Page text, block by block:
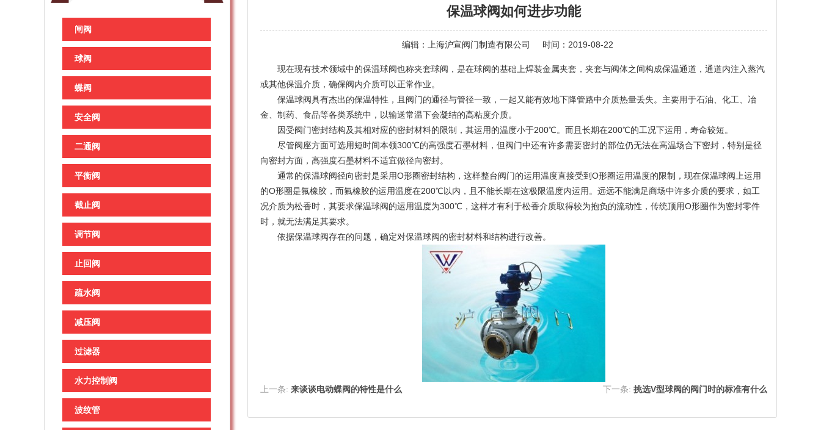
闸阀
球阀
蝶阀
安全阀
二通阀
平衡阀
截止阀
调节阀
止回阀
疏水阀
减压阀
过滤器
水力控制阀
波纹管
保温球阀如何进步功能
编辑： 上海沪宣阀门制造有限公司 时间：2019-08-22
现在现有技术领域中的保温球阀也称夹套球阀，是在球阀的基础上焊装金属夹套，夹套与阀体之间构成保温通道，通道内注入蒸汽
或其他保温介质，确保阀内介质可以正常作业。
保温球阀具有杰出的保温特性，且阀门的通径与管径一致，一起又能有效地下降管路中介质热量丢失。主要用于石油、化工、冶
金、制药、食品等各类系统中，以输送常温下会凝结的高粘度介质。
因受阀门密封结构及其相对应的密封材料的限制，其运用的温度小于200℃。而且长期在200℃的工况下运用，寿命较短。
尽管阀座方面可选用短时间本领300℃的高强度石墨材料，但阀门中还有许多需要密封的部位仍无法在高温场合下密封，特别是径
向密封方面，高强度石墨材料不适宜做径向密封。
通常的保温球阀径向密封是采用O形圈密封结构，这样整台阀门的运用温度直接受到O形圈运用温度的限制，现在保温球阀上运用
的O形圈是氟橡胶，而氟橡胶的运用温度在200℃以内，且不能长期在这极限温度内运用。远远不能满足商场中许多介质的要求，如工
况介质为松香时，其要求保温球阀的运用温度为300℃，这样才有利于松香介质取得较为抱负的流动性，传统顶用O形圈作为密封零件
时，就无法满足其要求。
依据保温球阀存在的问题，确定对保温球阀的密封材料和结构进行改善。
上一条: 来谈谈电动蝶阀的特性是什么 下一条: 挑选V型球阀的阀门时的标准有什么